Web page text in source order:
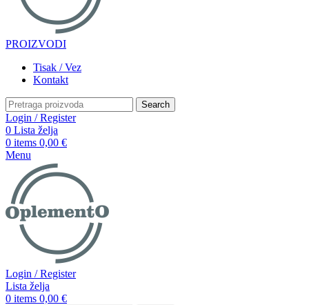
PROIZVODI
Tisak / Vez
Kontakt
Search
Login / Register
0 Lista želja
0 items 0,00 €
Menu
Login / Register
Lista želja
0 items 0,00 €